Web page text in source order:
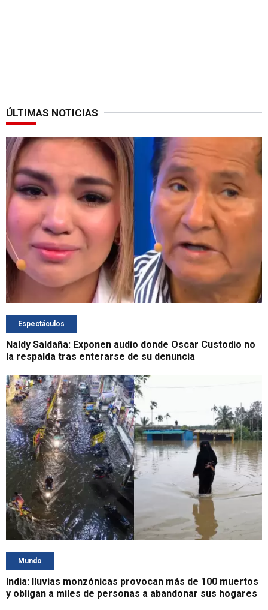
ÚLTIMAS NOTICIAS
Espectáculos
Naldy Saldaña: Exponen audio donde Oscar Custodio no
la respalda tras enterarse de su denuncia
Mundo
India: lluvias monzónicas provocan más de 100 muertos
y obligan a miles de personas a abandonar sus hogares